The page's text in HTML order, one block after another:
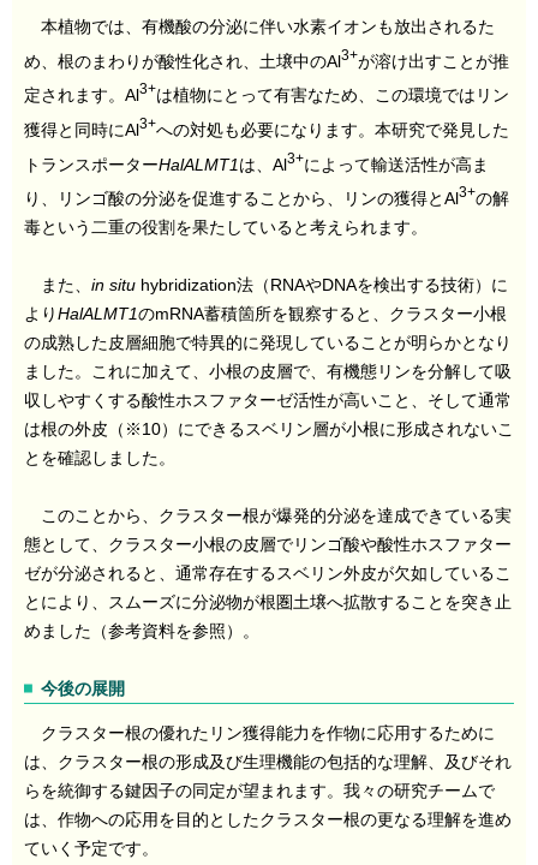
本植物では、有機酸の分泌に伴い水素イオンも放出されるた
め、根のまわりが酸性化され、土壌中のAl3+が溶け出すことが推
定されます。Al3+は植物にとって有害なため、この環境ではリン
獲得と同時にAl3+への対処も必要になります。本研究で発見した
トランスポーターHalALMT1は、Al3+によって輸送活性が高ま
り、リンゴ酸の分泌を促進することから、リンの獲得とAl3+の解
毒という二重の役割を果たしていると考えられます。
また、 in situ hybridization法（RNAやDNAを検出する技術）に
よりHalALMT1のmRNA蓄積箇所を観察すると、クラスター小根
の成熟した皮層細胞で特異的に発現していることが明らかとなり
ました。これに加えて、小根の皮層で、有機態リンを分解して吸
収しやすくする酸性ホスファターゼ活性が高いこと、そして通常
は根の外皮（※10）にできるスベリン層が小根に形成されないこ
とを確認しました。
このことから、クラスター根が爆発的分泌を達成できている実
態として、クラスター小根の皮層でリンゴ酸や酸性ホスファター
ゼが分泌されると、通常存在するスベリン外皮が欠如しているこ
とにより、スムーズに分泌物が根圏土壌へ拡散することを突き止
めました（参考資料を参照）。
今後の展開
クラスター根の優れたリン獲得能力を作物に応用するために
は、クラスター根の形成及び生理機能の包括的な理解、及びそれ
らを統御する鍵因子の同定が望まれます。我々の研究チームで
は、作物への応用を目的としたクラスター根の更なる理解を進め
ていく予定です。